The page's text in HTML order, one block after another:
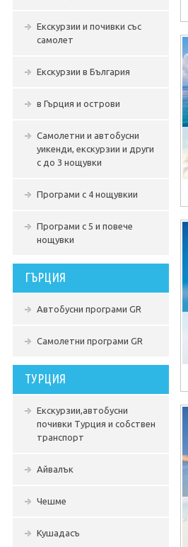
Екскурзии и почивки със
самолет
Екскурзии в България
в Гърция и острови
Самолетни и автобусни
уикенди, екскурзии и други
с до 3 нощувки
Програми с 4 нощувкии
Програми с 5 и повече
нощувки
ГЪРЦИЯ
Автобусни програми GR
Самолетни програми GR
ТУРЦИЯ
Екскурзии,автобусни
почивки Турция и собствен
транспорт
Айвалък
Чешме
Кушадасъ